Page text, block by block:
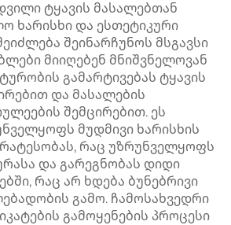
ტყავის მასალებთან
ხარისხი და ესთეტიკური
შეინარჩუნოს მსგავსი
მიიღებენ მნიშვნელოვან
გამარტივებას ტყავის
და მასალების
შემცირებით. ეს
მუდმივი ხარისხის
რაც უზრუნველყოფს
და გარეგნობას დიდი
რაც არ ხდება ბუნებრივი
გამო. ჩამოსახვედრი
გამოყენების პროცესი